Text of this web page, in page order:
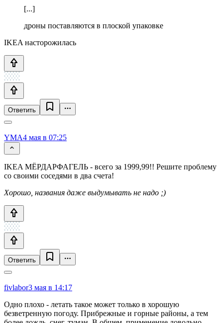
[...]
дроны поставляются в плоской упаковке
IKEA насторожилась
Ответить
YMA4 мая в 07:25
IKEA МЁРДАРФАГЕЛЬ - всего за 1999,99!! Решите проблему
со своими соседями в два счета!
Хорошо, названия даже выдумывать не надо ;)
Ответить
fivlabor3 мая в 14:17
Одно плохо - летать такое может только в хорошую
безветренную погоду. Прибрежные и горные районы, а тем